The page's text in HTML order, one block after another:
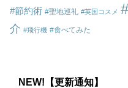
節約術 聖地巡礼 英国コスメ
介
飛行機 食べてみた
NEW!【更新通知】